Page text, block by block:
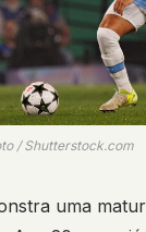
/ Shutterstock.com
uma